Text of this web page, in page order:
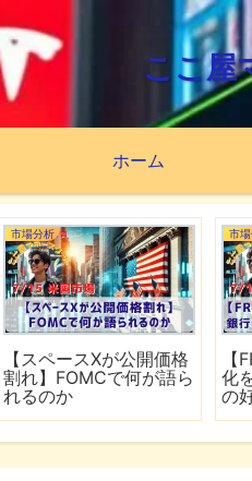
ここ屋
ホーム
市場分析
【スペースXが公開価格
割れ】FOMCで何が語ら
れるのか
市
化
の